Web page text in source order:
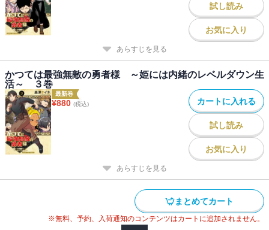
試し読み
お気に入り
あらすじを見る
かつては最強無敵の勇者様 ～姫には内緒のレベルダウン生
活～ ３巻
最新巻
¥880 (税込) カートに入れる
試し読み
お気に入り
あらすじを見る
まとめてカート
※無料、予約、入荷通知のコンテンツはカートに追加されません。